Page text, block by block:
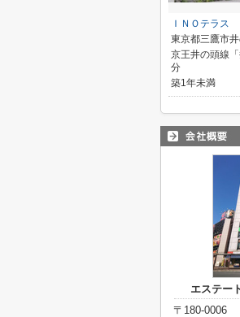
ＩＮＯテラス
東京都三鷹市
京王井の頭線
分
築1年未満
エステー
〒180-0006